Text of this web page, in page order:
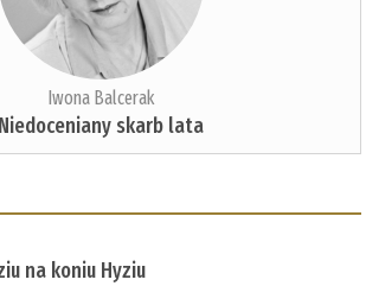
Iwona Balcerak
Niedoceniany skarb lata
na koniu Hyziu